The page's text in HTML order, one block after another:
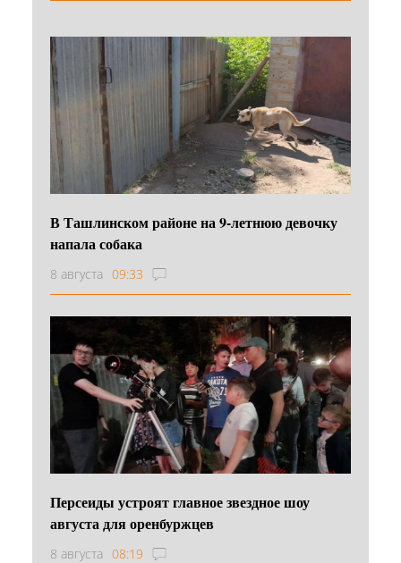
В Ташлинском районе на 9-летнюю девочку
напала собака
8 августа 09:33
Персеиды устроят главное звездное шоу
августа для оренбуржцев
8 августа 08:19